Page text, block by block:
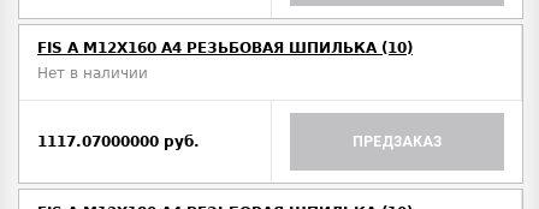
FIS A M12Х160 A4 РЕЗЬБОВАЯ ШПИЛЬКА (10)
Нет в наличии
1117.07000000 руб. ПРЕДЗАКАЗ